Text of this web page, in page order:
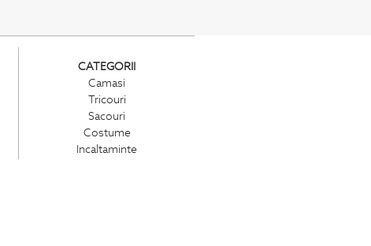
CATEGORII
Camasi
Tricouri
Sacouri
Costume
Incaltaminte